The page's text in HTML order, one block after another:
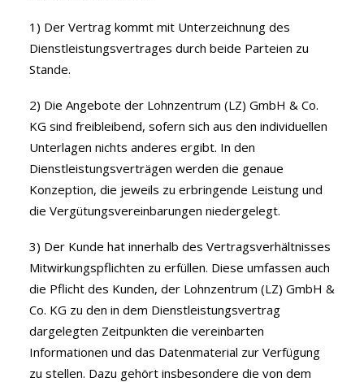
1) Der Vertrag kommt mit Unterzeichnung des
Dienstleistungsvertrages durch beide Parteien zu
Stande.
2) Die Angebote der Lohnzentrum (LZ) GmbH & Co.
KG sind freibleibend, sofern sich aus den individuellen
Unterlagen nichts anderes ergibt. In den
Dienstleistungsverträgen werden die genaue
Konzeption, die jeweils zu erbringende Leistung und
die Vergütungsvereinbarungen niedergelegt.
3) Der Kunde hat innerhalb des Vertragsverhältnisses
Mitwirkungspflichten zu erfüllen. Diese umfassen auch
die Pflicht des Kunden, der Lohnzentrum (LZ) GmbH &
Co. KG zu den in dem Dienstleistungsvertrag
dargelegten Zeitpunkten die vereinbarten
Informationen und das Datenmaterial zur Verfügung
zu stellen. Dazu gehört insbesondere die von dem